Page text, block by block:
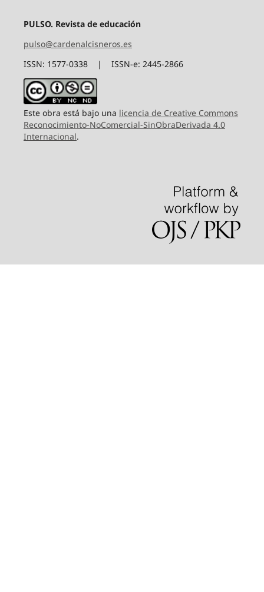
PULSO. Revista de educación
pulso@cardenalcisneros.es
ISSN: 1577-0338 | ISSN-e: 2445-2866
Este obra está bajo una licencia de Creative Commons
Reconocimiento-NoComercial-SinObraDerivada 4.0
Internacional.